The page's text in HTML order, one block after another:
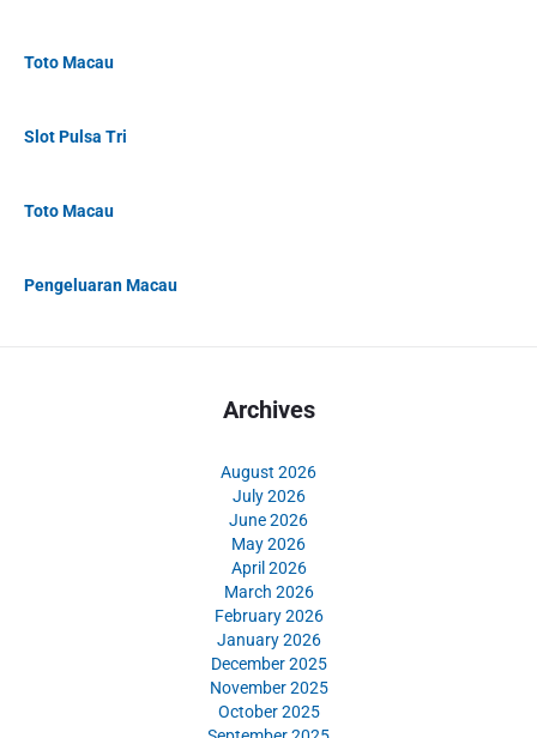
Toto Macau
Slot Pulsa Tri
Toto Macau
Pengeluaran Macau
Archives
August 2026
July 2026
June 2026
May 2026
April 2026
March 2026
February 2026
January 2026
December 2025
November 2025
October 2025